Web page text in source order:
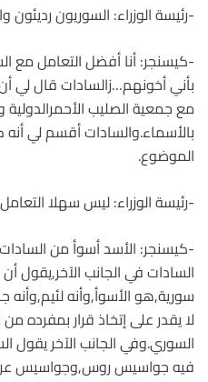
-رئيسة الوزراء: السوريون
-كيسنجر: أنا أفضل التعامل مع
بأني أخونهم…زالسادات قال لي
مع جمعية الصليب
بالأسماء.والسادات أقسم لي
الموضوع.
-رئيسة الوزراء: ليس سهلا
-كيسنجر: الأسد أسوأ من
السادات في الجانب الآخر,يقول
سورية,هو الأسوأ,وأنه
لا يقدر على إتخاذ قرار بمفرده
السوري.وفي الجانب الآخر يقول
فيه جواسيس روس,وجواسيس